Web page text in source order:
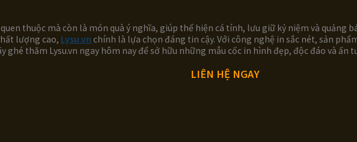
thuộc mà còn là món quà ý nghĩa, giúp thể hiện cá tính, lưu giữ kỷ niệm và quảng
lượng cao, Lysu.vn chính là lựa chọn đáng tin cậy. Với công nghệ in sắc nét, sản
ghé thăm Lysu.vn ngay hôm nay để sở hữu những mẫu cốc in hình đẹp, độc đáo và ấn
LIÊN HỆ NGAY